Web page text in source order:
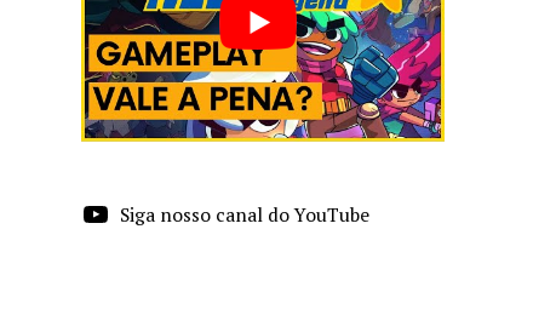
Siga nosso canal do YouTube